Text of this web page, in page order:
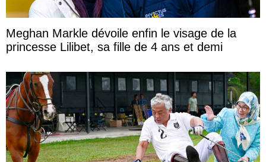
Meghan Markle dévoile enfin le visage de la
princesse Lilibet, sa fille de 4 ans et demi